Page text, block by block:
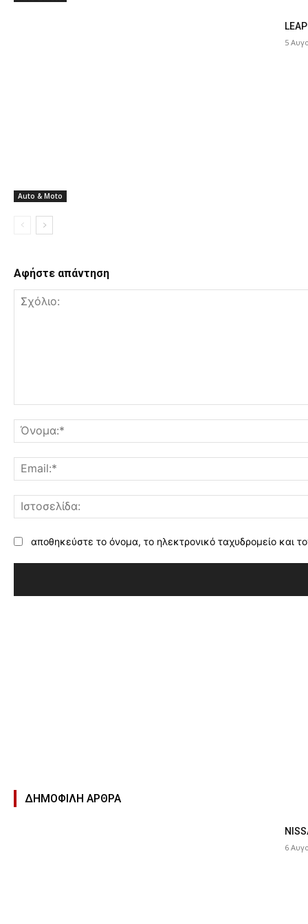
Auto & Moto
5
Αφήστε απάντηση
αποθηκεύστε το όνομα, το ηλεκτρονικό ταχυδρομείο και
ΔΗΜΟΦΙΛΉ ΑΡΘΡΑ
6